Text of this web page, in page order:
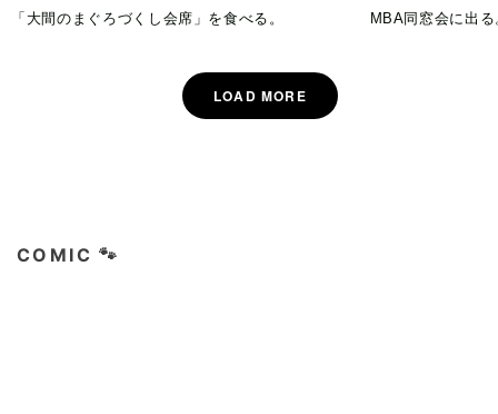
「大間のまぐろづくし会席」を食べる。 MBA同窓会に出る
COMIC 🐾